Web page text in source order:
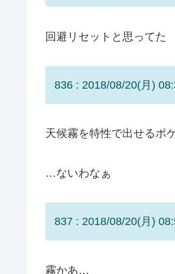
回避リセットと思ってた
836 : 2018/08/20(月)
天候霧を特性で出せるポ
…ないわなぁ
837 : 2018/08/20(月)
霧かあ…